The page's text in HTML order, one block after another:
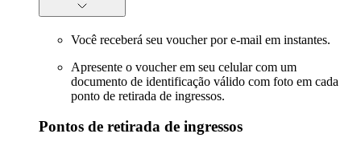
Você receberá seu voucher por e-mail em instantes.
Apresente o voucher em seu celular com um
documento de identificação válido com foto em cada
ponto de retirada de ingressos.
Pontos de retirada de ingressos